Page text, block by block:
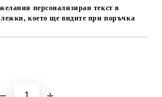
персонализиран текст в
което ще видите при поръчка